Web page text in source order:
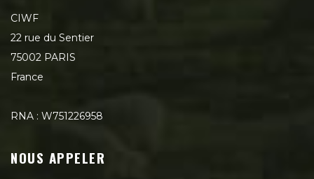
CIWF
22 rue du Sentier
75002 PARIS
France
RNA : W751226958
NOUS APPELER